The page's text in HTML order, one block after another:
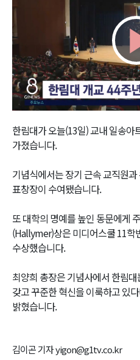
한림대가 오늘(13일) 교내 일송
가졌습니다.
기념식에서는 장기 근속 교직원
표창장이 수여됐습니다.
또 대학의 명예를 높인 동문에게
(Hallymer)상은 미디어스쿨 11학
수상했습니다.
최양희 총장은 기념사에서 한림
갖고 꾸준한 혁신을 이룩하고 있
밝혔습니다.
김이곤 기자 yigon@g1tv.co.kr